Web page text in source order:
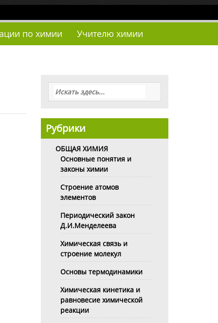
по химии Учителю химии
Рубрики
ОБЩАЯ ХИМИЯ
Основные понятия и
законы химии
Строение атомов
элементов
Периодический закон
Д.И.Менделеева
Химическая связь и
строение молекул
Основы термодинамики
Химическая кинетика и
равновесие химической
реакции